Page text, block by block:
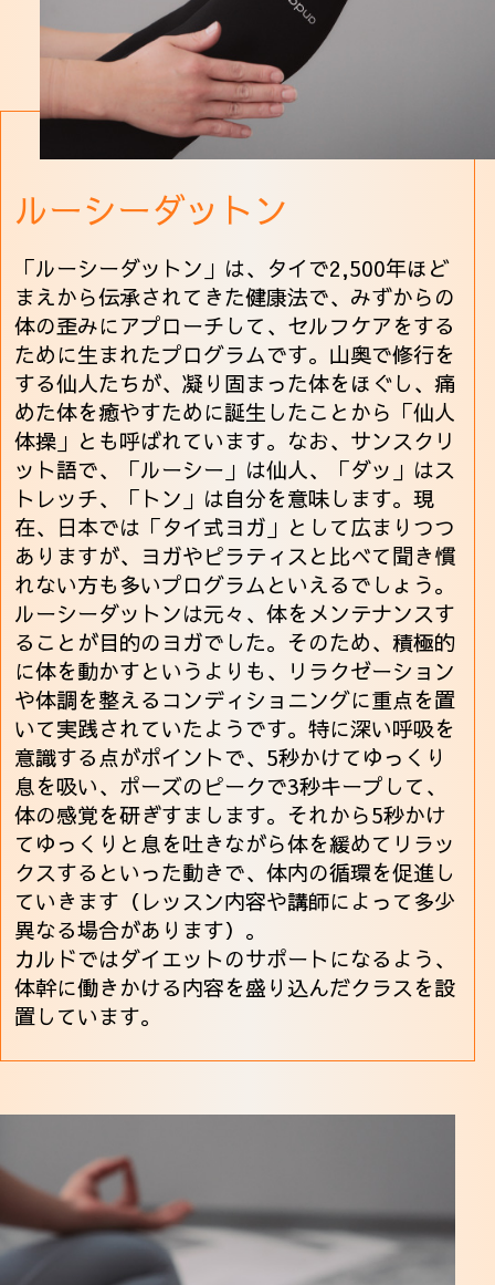
ルーシーダットン
「ルーシーダットン」は、タイで2,500年ほど
まえから伝承されてきた健康法で、みずからの
体の歪みにアプローチして、セルフケアをする
ために生まれたプログラムです。山奥で修行を
する仙人たちが、凝り固まった体をほぐし、痛
めた体を癒やすために誕生したことから「仙人
体操」とも呼ばれています。なお、サンスクリ
ット語で、「ルーシー」は仙人、「ダッ」はス
トレッチ、「トン」は自分を意味します。現
在、日本では「タイ式ヨガ」として広まりつつ
ありますが、ヨガやピラティスと比べて聞き慣
れない方も多いプログラムといえるでしょう。
ルーシーダットンは元々、体をメンテナンスす
ることが目的のヨガでした。そのため、積極的
に体を動かすというよりも、リラクゼーション
や体調を整えるコンディショニングに重点を置
いて実践されていたようです。特に深い呼吸を
意識する点がポイントで、5秒かけてゆっくり
息を吸い、ポーズのピークで3秒キープして、
体の感覚を研ぎすまします。それから5秒かけ
てゆっくりと息を吐きながら体を緩めてリラッ
クスするといった動きで、体内の循環を促進し
ていきます（レッスン内容や講師によって多少
異なる場合があります）。
カルドではダイエットのサポートになるよう、
体幹に働きかける内容を盛り込んだクラスを設
置しています。